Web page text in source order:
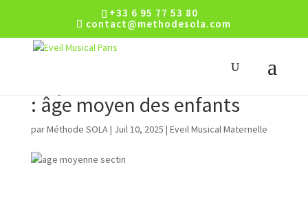
+33 6 95 77 53 80
contact@methodesola.com
Moyenne section maternelle
: âge moyen des enfants
parMéthode SOLA| Juil 10, 2025 | Eveil Musical Maternelle